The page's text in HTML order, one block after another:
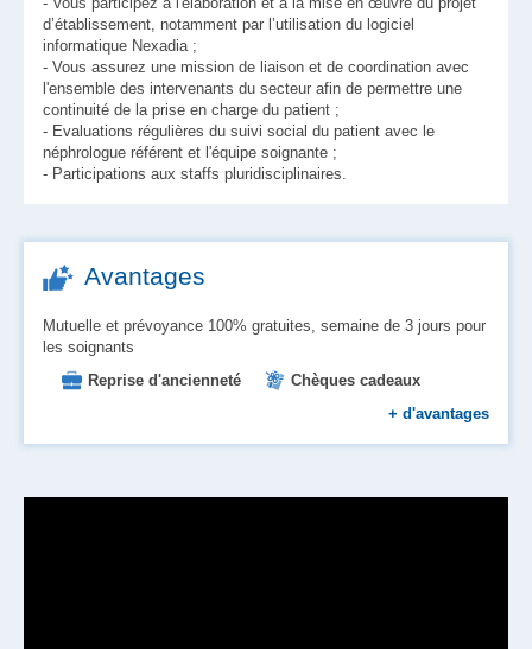
d’établissement, notamment par l’utilisation du logiciel
informatique Nexadia ;
- Vous assurez une mission de liaison et de coordination avec
l'ensemble des intervenants du secteur afin de permettre une
continuité de la prise en charge du patient ;
- Evaluations régulières du suivi social du patient avec le
néphrologue référent et l'équipe soignante ;
- Participations aux staffs pluridisciplinaires.
Avantages
Mutuelle et prévoyance 100% gratuites, semaine de 3 jours pour
les soignants
Reprise d'ancienneté
Chèques cadeaux
Formation
Prévoyance
Primes
Plan épargne
+ d'avantages